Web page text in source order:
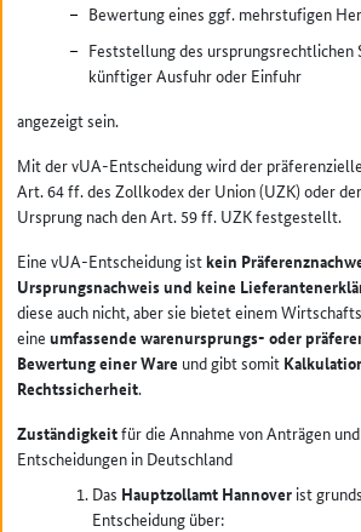
Bewertung eines ggf. mehrstufigen
Feststellung des ursprungsrechtlichen
künftiger Ausfuhr oder Einfuhr
angezeigt sein.
Mit der vUA-Entscheidung wird der
Art. 64 ff. des Zollkodex der Union (UZK) oder
Ursprung nach den Art. 59 ff. UZK festgestellt.
Eine vUA-Entscheidung istkein
Ursprungsnachweis und keine
diese auch nicht, aber sie bietet einem
eine umfassende warenursprungs- oder
Bewertung einer Ware und gibt somit
Rechtssicherheit.
Zuständigkeitfür die Annahme von Anträgen
Entscheidungen in Deutschland
Das Hauptzollamt Hannover ist
Entscheidung über: